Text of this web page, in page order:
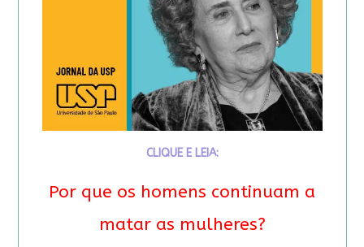
CLIQUE E LEIA:
Por que os homens continuam a
matar as mulheres?